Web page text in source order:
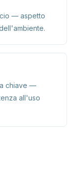
— aspetto
chiave —
all'uso